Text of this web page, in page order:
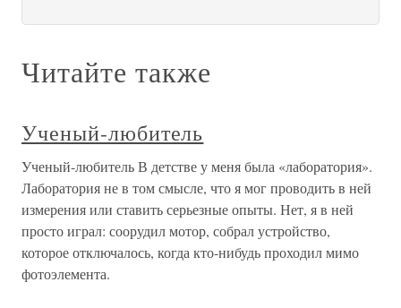
Читайте также
Ученый-любитель
Ученый-любитель В детстве у меня была «лаборатория».
Лаборатория не в том смысле, что я мог проводить в ней
измерения или ставить серьезные опыты. Нет, я в ней
просто играл: соорудил мотор, собрал устройство,
которое отключалось, когда кто-нибудь проходил мимо
фотоэлемента.